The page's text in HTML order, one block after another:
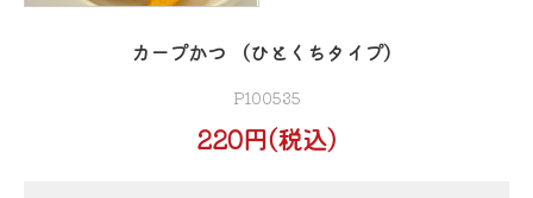
カープかつ （ひとくちタイプ）
P100535
220円(税込)